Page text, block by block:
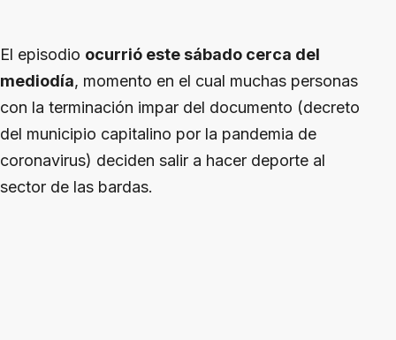
El episodio ocurrió este sábado cerca del
mediodía, momento en el cual muchas personas
con la terminación impar del documento (decreto
del municipio capitalino por la pandemia de
coronavirus) deciden salir a hacer deporte al
sector de las bardas.